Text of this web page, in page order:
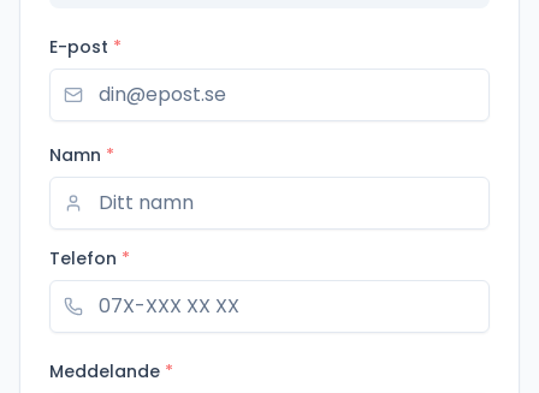
E-post *
Namn *
Telefon *
Meddelande *